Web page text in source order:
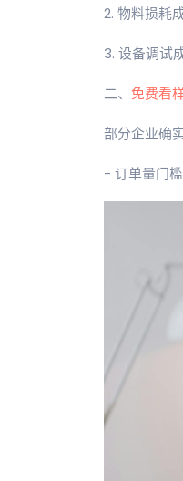
2. 物料损耗成
3. 设备调试
二、 免费看
部分企业确
- 订单量门